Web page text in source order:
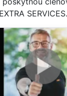
SERVICES.